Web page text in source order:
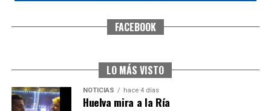
CUARTA CORRIDA DE LAS FIESTAS COLOMBINAS
FACEBOOK
LO MÁS VISTO
NOTICIAS hace 4 días
Huelva mira a la Ría